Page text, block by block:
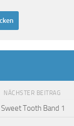
NÄCHSTER BEITRAG
Sweet Tooth Band 1